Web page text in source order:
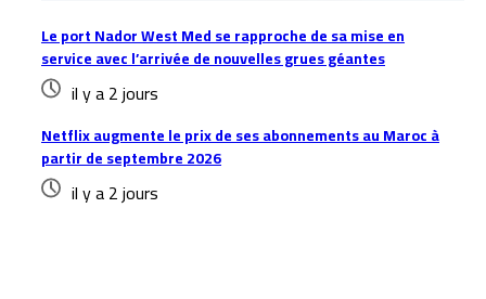
Le port Nador West Med se rapproche de sa mise en
service avec l’arrivée de nouvelles grues géantes
il y a 2 jours
Netflix augmente le prix de ses abonnements au Maroc à
partir de septembre 2026
il y a 2 jours